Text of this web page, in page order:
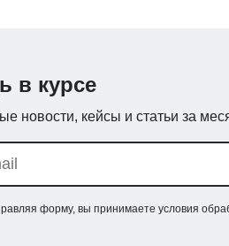
в курсе
новости, кейсы и статьи за
форму, вы принимаете условия